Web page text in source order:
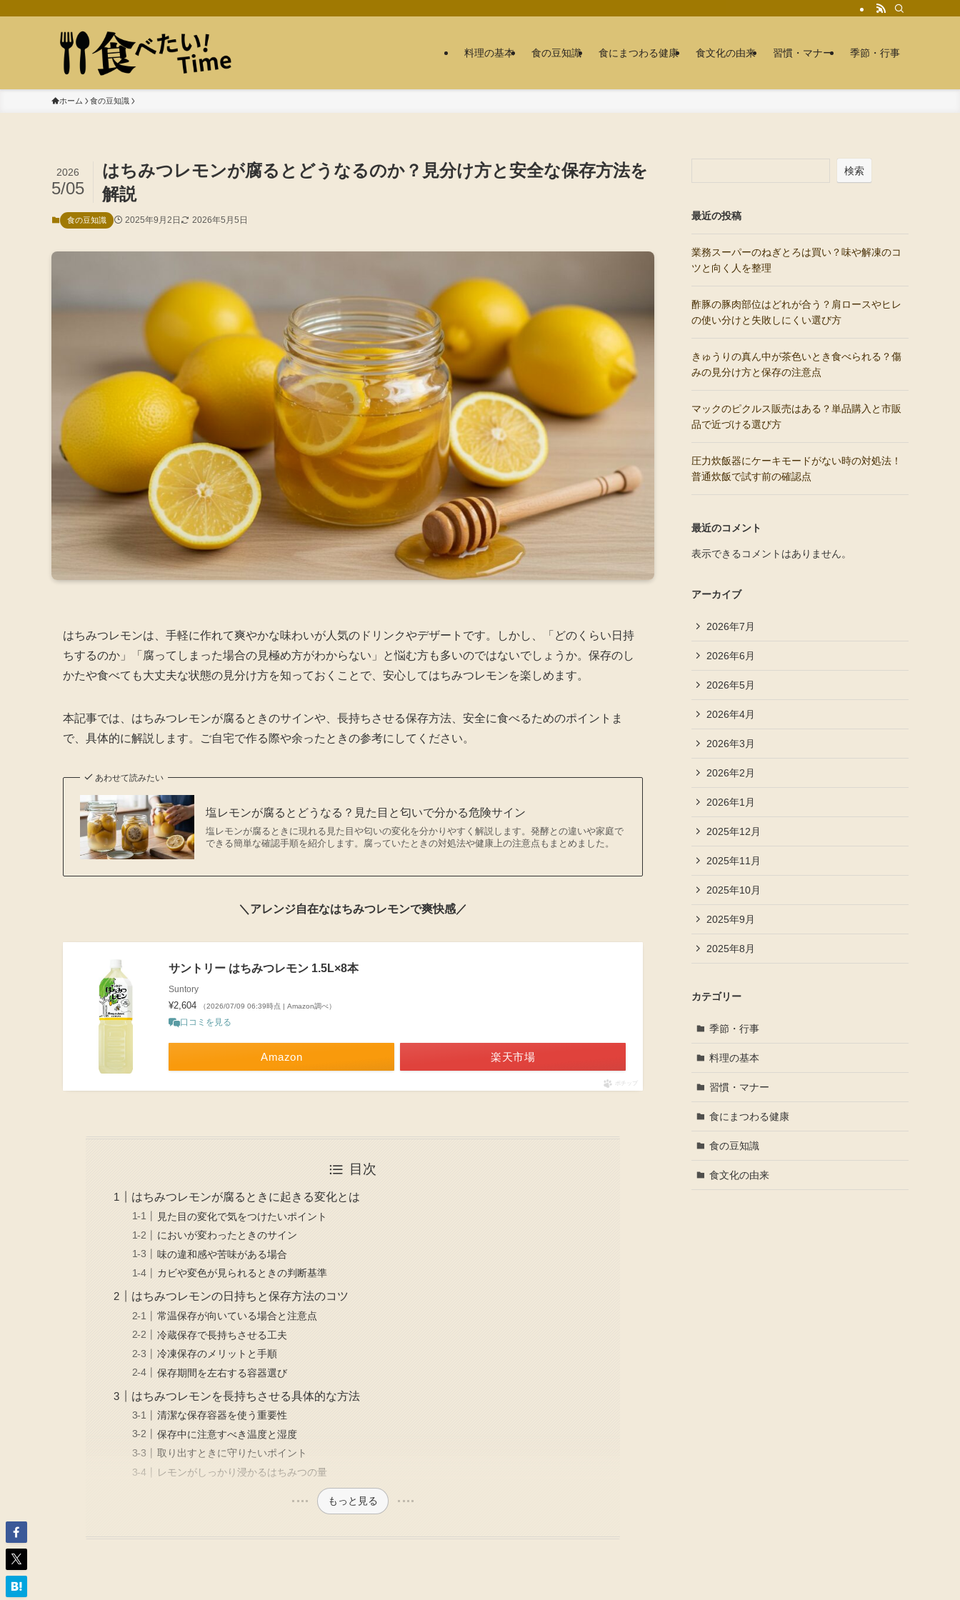
料理の基本 食の豆知識 食にまつわる健康 食文化の由来 習慣・マナー 季節・行事
ホーム 食の豆知識
はちみつレモンが腐るとどうなるのか？見分け方と安全な保存方法を
解説
2026
5/05
食の豆知識 2025年9月2日 2026年5月5日
はちみつレモンは、手軽に作れて爽やかな味わいが人気のドリンクやデザートです。しかし、「どのくらい日持
ちするのか」「腐ってしまった場合の見極め方がわからない」と悩む方も多いのではないでしょうか。保存のし
かたや食べても大丈夫な状態の見分け方を知っておくことで、安心してはちみつレモンを楽しめます。
本記事では、はちみつレモンが腐るときのサインや、長持ちさせる保存方法、安全に食べるためのポイントま
で、具体的に解説します。ご自宅で作る際や余ったときの参考にしてください。
あわせて読みたい
塩レモンが腐るとどうなる？見た目と匂いで分かる危険サイン
塩レモンが腐るときに現れる見た目や匂いの変化を分かりやすく解説します。発酵との違いや家庭で
できる簡単な確認手順を紹介します。腐っていたときの対処法や健康上の注意点もまとめました。
＼アレンジ自在なはちみつレモンで爽快感／
サントリー はちみつレモン 1.5L×8本
Suntory
¥2,604 （2026/07/09 06:39時点 | Amazon調べ）
口コミを見る
Amazon 楽天市場
ポチップ
目次
はちみつレモンが腐るときに起きる変化とは
見た目の変化で気をつけたいポイント
においが変わったときのサイン
味の違和感や苦味がある場合
カビや変色が見られるときの判断基準
はちみつレモンの日持ちと保存方法のコツ
常温保存が向いている場合と注意点
冷蔵保存で長持ちさせる工夫
冷凍保存のメリットと手順
保存期間を左右する容器選び
はちみつレモンを長持ちさせる具体的な方法
清潔な保存容器を使う重要性
保存中に注意すべき温度と湿度
取り出すときに守りたいポイント
レモンがしっかり浸かるはちみつの量
もっと見る
検索
最近の投稿
業務スーパーのねぎとろは買い？味や解凍のコ
ツと向く人を整理
酢豚の豚肉部位はどれが合う？肩ロースやヒレ
の使い分けと失敗しにくい選び方
きゅうりの真ん中が茶色いとき食べられる？傷
みの見分け方と保存の注意点
マックのピクルス販売はある？単品購入と市販
品で近づける選び方
圧力炊飯器にケーキモードがない時の対処法！
普通炊飯で試す前の確認点
最近のコメント
表示できるコメントはありません。
アーカイブ
2026年7月
2026年6月
2026年5月
2026年4月
2026年3月
2026年2月
2026年1月
2025年12月
2025年11月
2025年10月
2025年9月
2025年8月
カテゴリー
季節・行事
料理の基本
習慣・マナー
食にまつわる健康
食の豆知識
食文化の由来